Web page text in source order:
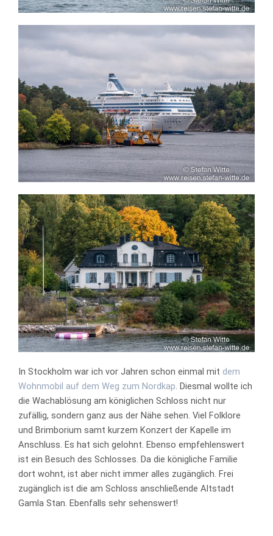
In Stockholm war ich vor Jahren schon einmal mit dem
Wohnmobil auf dem Weg zum Nordkap. Diesmal wollte ich
die Wachablösung am königlichen Schloss nicht nur
zufällig, sondern ganz aus der Nähe sehen. Viel Folklore
und Brimborium samt kurzem Konzert der Kapelle im
Anschluss. Es hat sich gelohnt. Ebenso empfehlenswert
ist ein Besuch des Schlosses. Da die königliche Familie
dort wohnt, ist aber nicht immer alles zugänglich. Frei
zugänglich ist die am Schloss anschließende Altstadt
Gamla Stan. Ebenfalls sehr sehenswert!